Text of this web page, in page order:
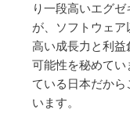
り一段高いエグ
が、ソフトウェア
高い成長力と利
可能性を秘めて
ている日本だか
います。